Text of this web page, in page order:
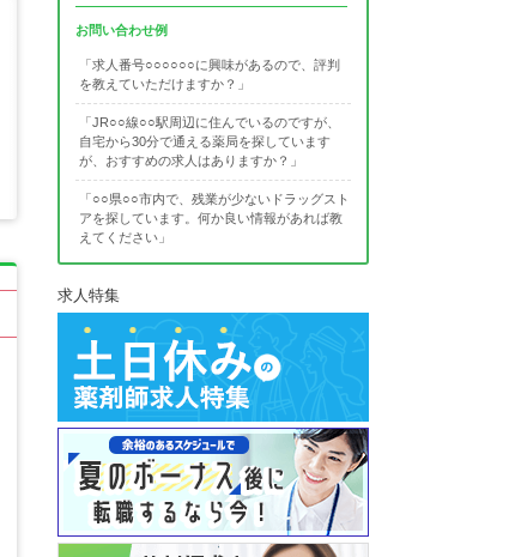
お問い合わせ例
「求人番号○○○○○○に興味があるので、評判
を教えていただけますか？」
「JR○○線○○駅周辺に住んでいるのですが、
自宅から30分で通える薬局を探しています
が、おすすめの求人はありますか？」
「○○県○○市内で、残業が少ないドラッグスト
アを探しています。何か良い情報があれば教
えてください」
求人特集